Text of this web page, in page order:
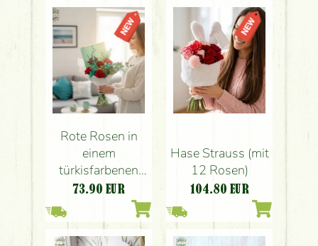
Rote Rosen in
einem
türkisfarbenen
Strauß (5 Stück)
73.90 EUR
Hase Strauss (mit
12 Rosen)
104.80 EUR